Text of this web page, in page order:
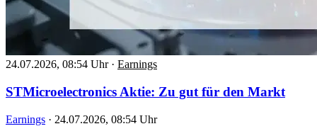
24.07.2026, 08:54 Uhr · Earnings
STMicroelectronics Aktie: Zu gut für den Markt
Earnings · 24.07.2026, 08:54 Uhr